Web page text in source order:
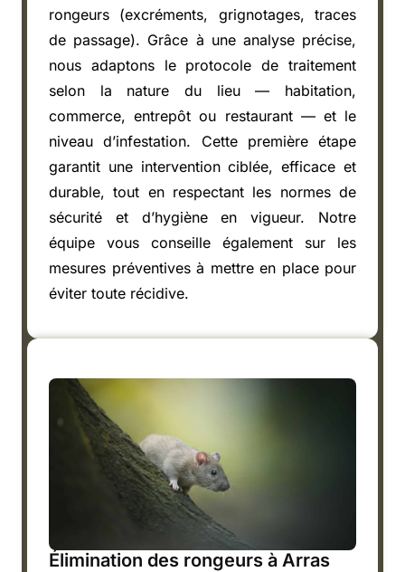
rongeurs (excréments, grignotages, traces
de passage). Grâce à une analyse précise,
nous adaptons le protocole de traitement
selon la nature du lieu — habitation,
commerce, entrepôt ou restaurant — et le
niveau d’infestation. Cette première étape
garantit une intervention ciblée, efficace et
durable, tout en respectant les normes de
sécurité et d’hygiène en vigueur. Notre
équipe vous conseille également sur les
mesures préventives à mettre en place pour
éviter toute récidive.
Élimination des rongeurs à Arras